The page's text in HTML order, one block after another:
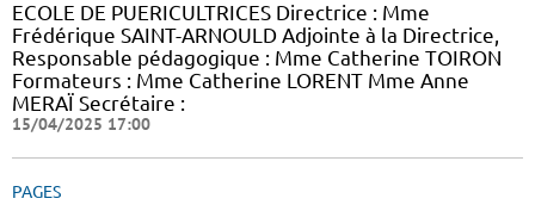
ECOLE DE PUERICULTRICES Directrice : Mme
Frédérique SAINT-ARNOULD Adjointe à la Directrice,
Responsable pédagogique : Mme Catherine TOIRON
Formateurs : Mme Catherine LORENT Mme Anne
MERAÏ Secrétaire :
15/04/2025 17:00
PAGES